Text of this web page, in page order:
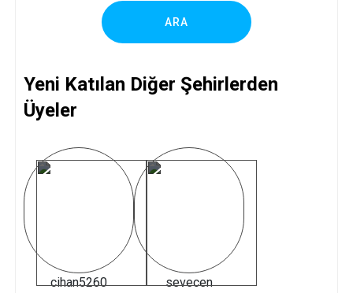
ARA
Yeni Katılan Diğer Şehirlerden
Üyeler
cihan5260
sevecen